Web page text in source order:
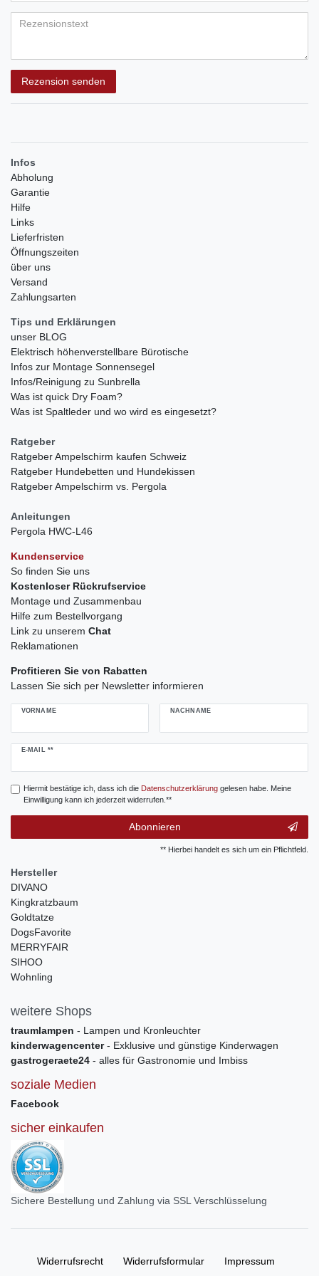
Bewertungssternen
Bewertungssternen
Bewertungssternen
Bewertungssternen
Bewertungssternen
(optional)
Rezension senden
Infos
Abholung
Garantie
Hilfe
Links
Lieferfristen
Öffnungszeiten
über uns
Versand
Zahlungsarten
Tips und Erklärungen
unser BLOG
Elektrisch höhenverstellbare Bürotische
Infos zur Montage Sonnensegel
Infos/Reinigung zu Sunbrella
Was ist quick Dry Foam?
Was ist Spaltleder und wo wird es eingesetzt?
Ratgeber
Ratgeber Ampelschirm kaufen Schweiz
Ratgeber Hundebetten und Hundekissen
Ratgeber Ampelschirm vs. Pergola
Anleitungen
Pergola HWC-L46
Kundenservice
So finden Sie uns
Kostenloser Rückrufservice
Montage und Zusammenbau
Hilfe zum Bestellvorgang
Link zu unserem Chat
Reklamationen
Profitieren Sie von Rabatten
Lassen Sie sich per Newsletter informieren
VORNAME NACHNAME
E-MAIL **
Newsletter
Hiermit bestätige ich, dass ich die Daten­schutz­erklärunggelesen habe. Meine
Einwilligung kann ich jederzeit widerrufen.**
Abonnieren
** Hierbei handelt es sich um ein Pflichtfeld.
Hersteller
DIVANO
Kingkratzbaum
Goldtatze
DogsFavorite
MERRYFAIR
SIHOO
Wohnling
weitere Shops
traumlampen - Lampen und Kronleuchter
kinderwagencenter- Exklusive und günstige Kinderwagen
gastrogeraete24 - alles für Gastronomie und Imbiss
soziale Medien
Facebook
sicher einkaufen
Sichere Bestellung und Zahlung via SSL Verschlüsselung
Widerrufs­recht Widerrufs­formular Impressum